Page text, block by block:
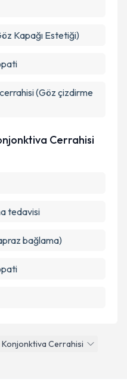
Cerrahisi
Kapağı Estetiği)
(Göz çizdirme
Cerrahisi
tedavisi
bağlama)